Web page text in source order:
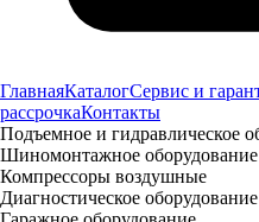
ГлавнаяКаталогСервис и
рассрочкаКонтакты
Подъемное и гидравлическое
Шиномонтажное оборудование
Компрессоры воздушные
Диагностическое оборудование